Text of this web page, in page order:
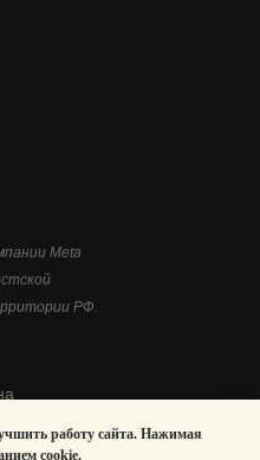
работу сайта. Нажимая
cookie.